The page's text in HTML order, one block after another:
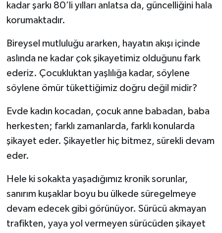
kadar şarkı 80’li yılları anlatsa da, güncelliğini hala
korumaktadır.
Bireysel mutluluğu ararken, hayatın akışı içinde
aslında ne kadar çok şikayetimiz olduğunu fark
ederiz. Çocukluktan yaşlılığa kadar, söylene
söylene ömür tükettiğimiz doğru değil midir?
Evde kadın kocadan, çocuk anne babadan, baba
herkesten; farklı zamanlarda, farklı konularda
şikayet eder. Şikayetler hiç bitmez, sürekli devam
eder.
Hele ki sokakta yaşadığımız kronik sorunlar,
sanırım kuşaklar boyu bu ülkede süregelmeye
devam edecek gibi görünüyor. Sürücü akmayan
trafikten, yaya yol vermeyen sürücüden şikayet